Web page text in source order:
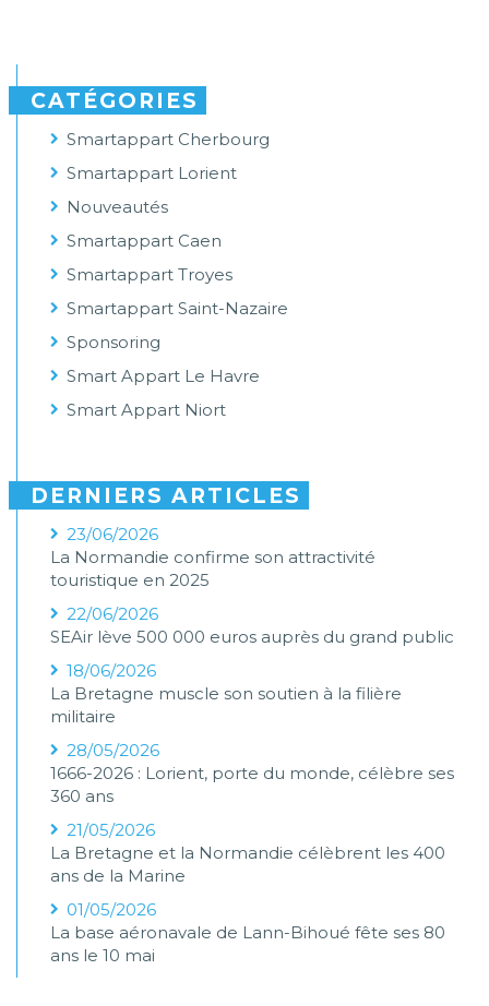
CATÉGORIES
Smartappart Cherbourg
Smartappart Lorient
Nouveautés
Smartappart Caen
Smartappart Troyes
Smartappart Saint-Nazaire
Sponsoring
Smart Appart Le Havre
Smart Appart Niort
DERNIERS ARTICLES
23/06/2026
La Normandie confirme son attractivité
touristique en 2025
22/06/2026
SEAir lève 500 000 euros auprès du grand public
18/06/2026
La Bretagne muscle son soutien à la filière
militaire
28/05/2026
1666-2026 : Lorient, porte du monde, célèbre ses
360 ans
21/05/2026
La Bretagne et la Normandie célèbrent les 400
ans de la Marine
01/05/2026
La base aéronavale de Lann-Bihoué fête ses 80
ans le 10 mai